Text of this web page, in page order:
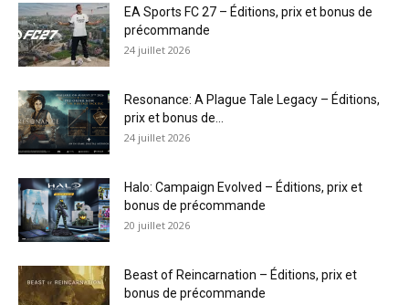
EA Sports FC 27 – Éditions, prix et bonus de
précommande
24 juillet 2026
Resonance: A Plague Tale Legacy – Éditions,
prix et bonus de...
24 juillet 2026
Halo: Campaign Evolved – Éditions, prix et
bonus de précommande
20 juillet 2026
Beast of Reincarnation – Éditions, prix et
bonus de précommande